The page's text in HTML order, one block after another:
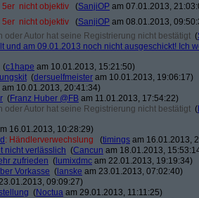
5er  nicht objektiv (SanjiOP am 07.01.2013,
5er  nicht objektiv (SanjiOP am 08.01.2013,
oder Autor hat seine Registrierung nicht bestätigt (
und am 09.01.2013 noch nicht ausgeschickt! Ich
(c1hape am 10.01.2013, 15:21:50)
(dersuelfmeister am 10.01.2013, 19:06:17)
am 10.01.2013, 20:41:34)
(Franz Huber @FB am 11.01.2013, 17:54:22)
oder Autor hat seine Registrierung nicht bestätigt (
16.01.2013, 10:28:29)
: Händlerverwechslung (timings am 16.01.2013,
nicht verlässlich (Cancun am 18.01.2013,
zufrieden ( lumixdmc am 22.01.2013, 19:19:34)
Vorkasse ( lanske am 23.01.2013, 07:02:40)
09:09:27)
(Noctua am 29.01.2013, 11:11:25)